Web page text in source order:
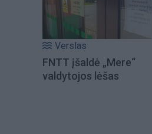
Verslas
FNTT įšaldė „Mere“
valdytojos lėšas